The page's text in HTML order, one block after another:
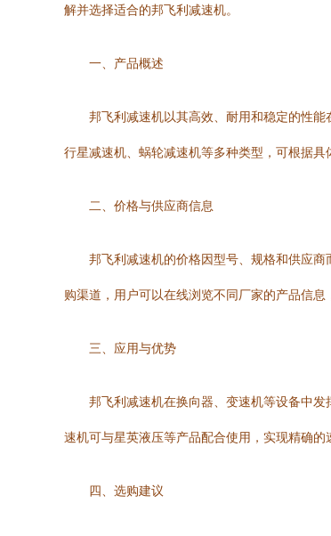
解并选择适合的邦飞利减速机。
一、产品概述
邦飞利减速机以其高效、耐用和稳定的性
行星减速机、蜗轮减速机等多种类型，可根据具
二、价格与供应商信息
邦飞利减速机的价格因型号、规格和供应
购渠道，用户可以在线浏览不同厂家的产品信
三、应用与优势
邦飞利减速机在换向器、变速机等设备中
速机可与星英液压等产品配合使用，实现精确的
四、选购建议